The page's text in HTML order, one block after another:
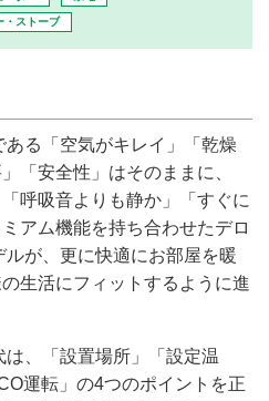
・ストーブ
る「空気がキレイ」「乾燥
「安全性」はそのままに、
呼吸音よりも静か」「すぐに
アム機能を持ち合わせたデロ
が、更に快適にお部屋を暖
生活にフィットするように進
、「設置場所」「設定温
運転」の4つのポイントを正